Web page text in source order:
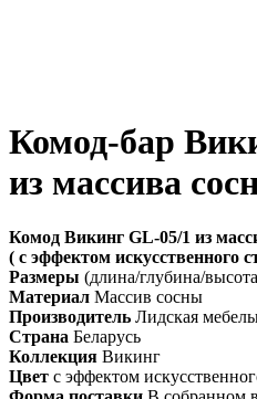
Комод-бар
из массива
Комод Викинг GL-05/1 из
( с эффектом искусственного
Размеры (длина/глубина/
Материал Массив сосны
Производитель Лидская
Страна Беларусь
Коллекция Викинг
Цвет с эффектом